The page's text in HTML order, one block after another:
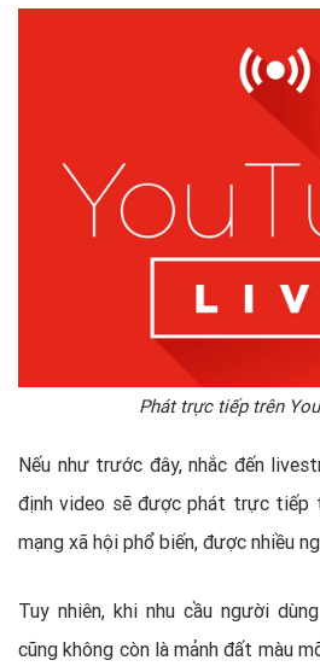
Phát trực tiếp trên
Nếu như trước đây, nhắc đến
định video sẽ được phát trực tiếp
mạng xã hội phổ biến, được nhiều
Tuy nhiên, khi nhu cầu người
cũng không còn là mảnh đất màu